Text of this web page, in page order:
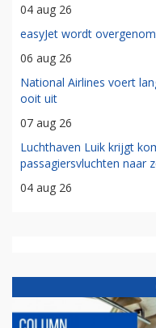
04 aug 26
easyJet wordt
06 aug 26
National Airlines voert
ooit uit
07 aug 26
Luchthaven Luik krijgt
passagiersvluchten naar
04 aug 26